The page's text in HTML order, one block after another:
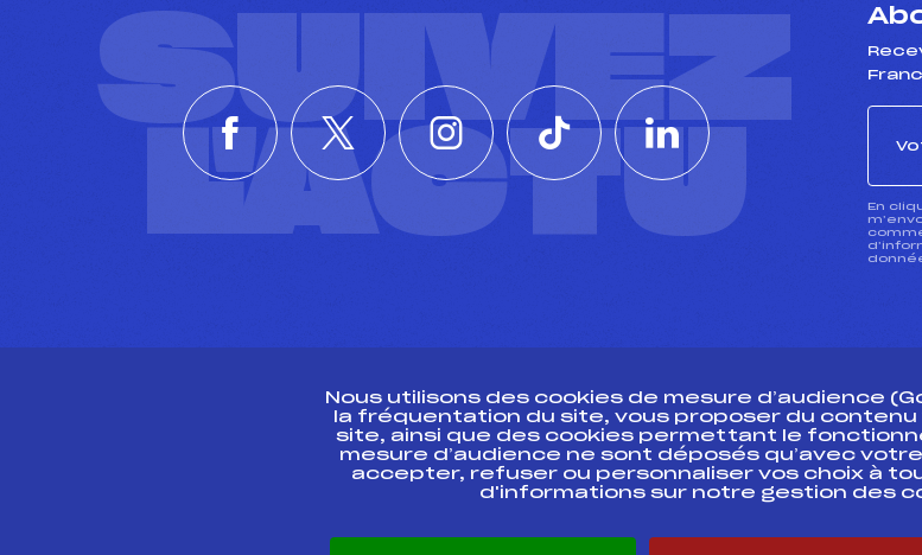
SUIVEZ
L'ACTU
En
Ressources
Pass’Neige
Projet sportif fédéral
Nous utilisons des cookies de mesure d’audience
la fréquentation du site, vous proposer du
site, ainsi que des cookies permettant le
mesure d’audience ne sont déposés qu’avec
accepter, refuser ou personnaliser vos choix à
d'informations sur notre gestion des